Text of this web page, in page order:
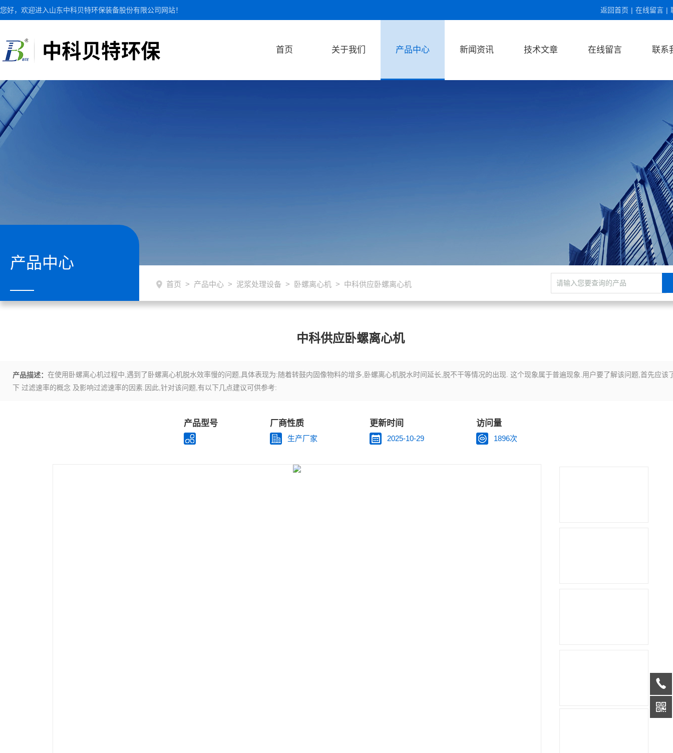
您好，欢迎进入山东中科贝特环保装备股份有限公司网站！ 返回首页 | 在线留言 |
首页 关于我们 产品中心 新闻资讯 技术文章 在线留言 联系
产品中心
首页 > 产品中心 > 泥浆处理设备 > 卧螺离心机 > 中科供应卧螺离心机
中科供应卧螺离心机
产品描述： 在使用卧螺离心机过程中,遇到了卧螺离心机脱水效率慢的问题,具体表现为:随着转鼓内固像物料的增多,卧螺离心机脱水时间延长,脱不干等情况的出现. 这个现象属于普遍现象.用户要了解该问题,首先应该
下 过滤速率的概念 及影响过滤速率的因素.因此,针对该问题,有以下几点建议可供参考:
产品型号 厂商性质
生产厂家
更新时间
2025-10-29
访问量
1896次